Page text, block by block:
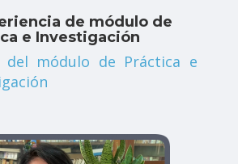
de módulo de
e Investigación
del módulo de Práctica e